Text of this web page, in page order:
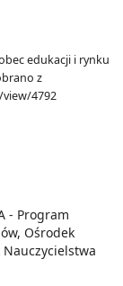
edukacji i rynku
z
4792
- Program
Ośrodek
Nauczycielstwa